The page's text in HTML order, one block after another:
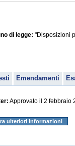
di legge: "Disposizioni
Emendamenti
Approvato il 2 febbraio
ulteriori informazioni